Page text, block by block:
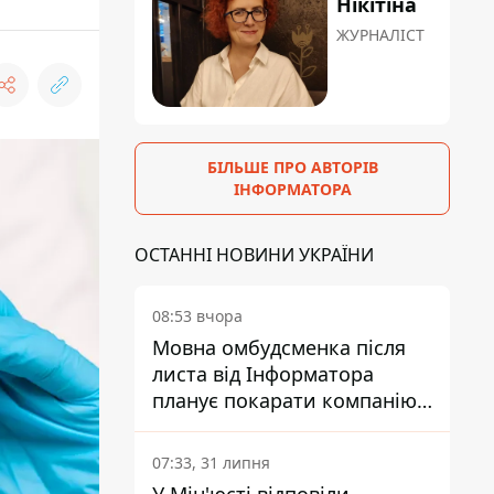
ЖУРНАЛІСТ
БІЛЬШЕ ПРО АВТОРІВ
ІНФОРМАТОРА
ОСТАННІ НОВИНИ УКРАЇНИ
08:53 вчора
Мовна омбудсменка після
листа від Інформатора
планує покарати компанію-
підрядника ПриватБанку
07:33, 31 липня